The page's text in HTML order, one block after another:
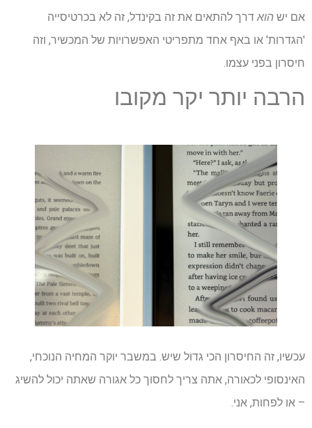
אם יש הוא דרך להתאים את זה בקינדל, זה לא בכרטיסייה
'הגדרות' או באף אחד מתפריטי האפשרויות של המכשיר, וזה
חיסרון בפני עצמו.
הרבה יותר יקר מקובו
עכשיו, זה החיסרון הכי גדול שיש. במשבר יוקר המחיה הנוכחי,
האינסופי לכאורה, אתה צריך לחסוך כל אגורה שאתה יכול להשיג
– או לפחות, אני.